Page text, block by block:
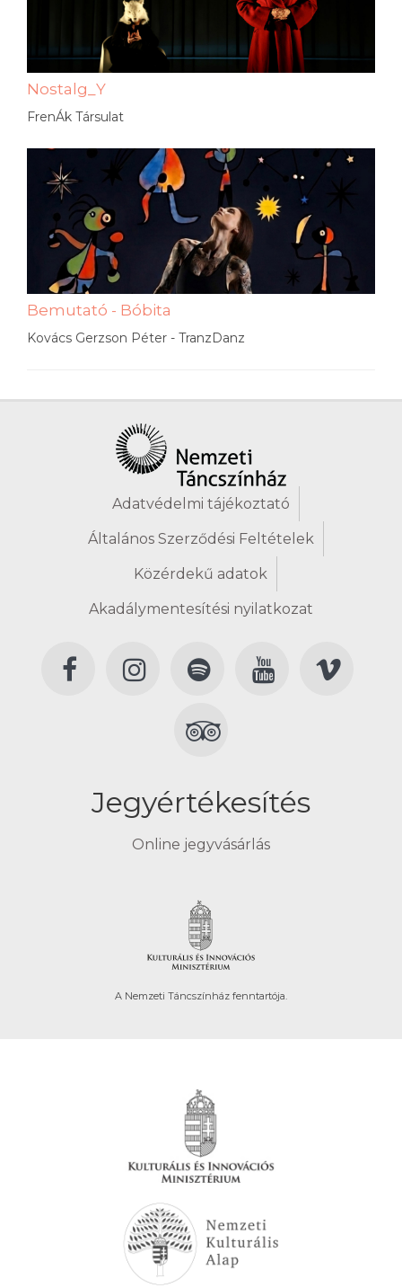
Nostalg_Y
FrenÁk Társulat
Bemutató - Bóbita
Kovács Gerzson Péter - TranzDanz
Adatvédelmi tájékoztató
Általános Szerződési Feltételek
Közérdekű adatok
Akadálymentesítési nyilatkozat
Jegyértékesítés
Online jegyvásárlás
A Nemzeti Táncszínház fenntartója.